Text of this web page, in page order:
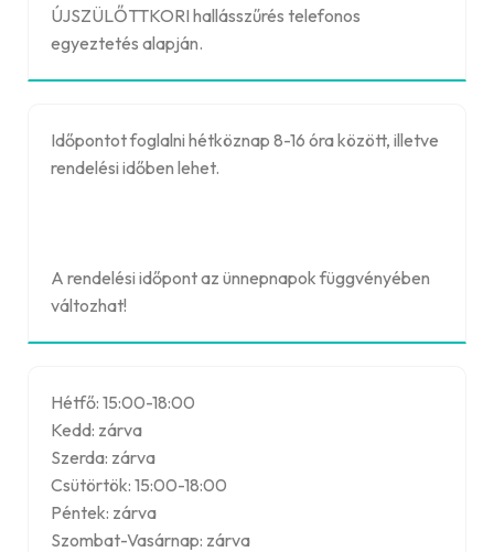
ÚJSZÜLŐTTKORI hallásszűrés telefonos
egyeztetés alapján.
Időpontot foglalni hétköznap 8-16 óra között, illetve
rendelési időben lehet.
A rendelési időpont az ünnepnapok függvényében
változhat!
Hétfő: 15:00-18:00
Kedd: zárva
Szerda: zárva
Csütörtök: 15:00-18:00
Péntek: zárva
Szombat-Vasárnap: zárva